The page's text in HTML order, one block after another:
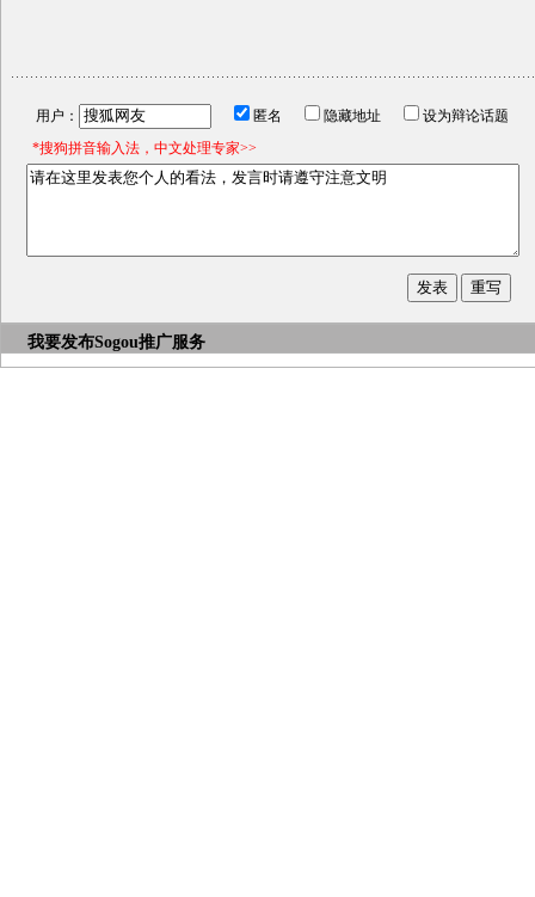
用户： 匿名 隐藏地址
设为辩论话题
*搜狗拼音输入法，中文处理专家>>
我要发布Sogou推广服务